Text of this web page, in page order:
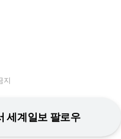
지
세계일보 팔로우